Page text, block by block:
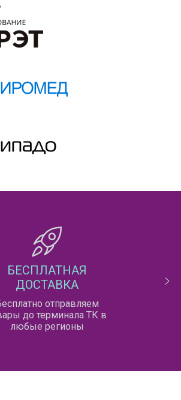
БЕСПЛАТНАЯ
ДОСТАВКА
отправляем
до терминала ТК в
любые регионы